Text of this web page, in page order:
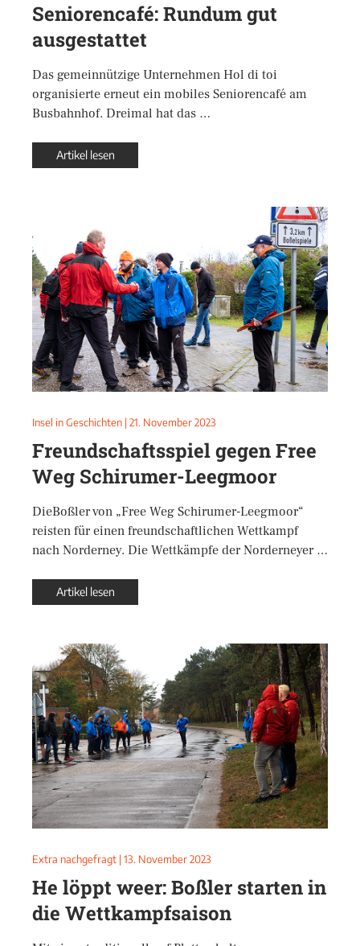
Seniorencafé: Rundum gut
ausgestattet
Das gemeinnützige Unternehmen Hol di toi
organisierte erneut ein mobiles Seniorencafé am
Busbahnhof. Dreimal hat das …
Artikel lesen
Insel in Geschichten | 21. November 2023
Freundschaftsspiel gegen Free
Weg Schirumer-Leegmoor
DieBoßler von „Free Weg Schirumer-Leegmoor“
reisten für einen freundschaftlichen Wettkampf
nach Norderney. Die Wettkämpfe der Norderneyer …
Artikel lesen
Extra nachgefragt | 13. November 2023
He löppt weer: Boßler starten in
die Wettkampfsaison